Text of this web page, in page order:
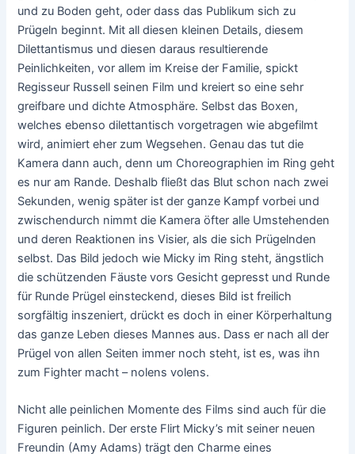
und zu Boden geht, oder dass das Publikum sich zu
Prügeln beginnt. Mit all diesen kleinen Details, diesem
Dilettantismus und diesen daraus resultierende
Peinlichkeiten, vor allem im Kreise der Familie, spickt
Regisseur Russell seinen Film und kreiert so eine sehr
greifbare und dichte Atmosphäre. Selbst das Boxen,
welches ebenso dilettantisch vorgetragen wie abgefilmt
wird, animiert eher zum Wegsehen. Genau das tut die
Kamera dann auch, denn um Choreographien im Ring geht
es nur am Rande. Deshalb fließt das Blut schon nach zwei
Sekunden, wenig später ist der ganze Kampf vorbei und
zwischendurch nimmt die Kamera öfter alle Umstehenden
und deren Reaktionen ins Visier, als die sich Prügelnden
selbst. Das Bild jedoch wie Micky im Ring steht, ängstlich
die schützenden Fäuste vors Gesicht gepresst und Runde
für Runde Prügel einsteckend, dieses Bild ist freilich
sorgfältig inszeniert, drückt es doch in einer Körperhaltung
das ganze Leben dieses Mannes aus. Dass er nach all der
Prügel von allen Seiten immer noch steht, ist es, was ihn
zum Fighter macht – nolens volens.
Nicht alle peinlichen Momente des Films sind auch für die
Figuren peinlich. Der erste Flirt Micky’s mit seiner neuen
Freundin (Amy Adams) trägt den Charme eines